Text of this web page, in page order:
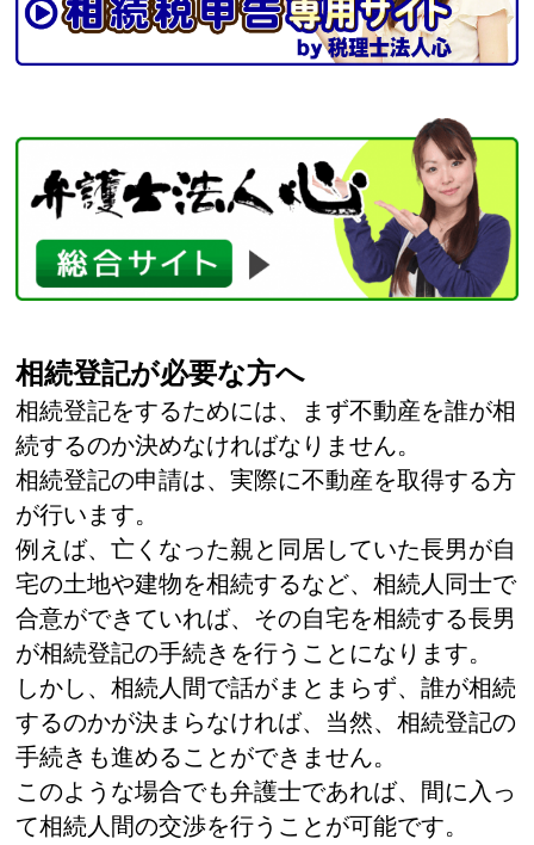
相続登記が必要な方へ
相続登記をするためには、まず不動産を誰が相
続するのか決めなければなりません。
相続登記の申請は、実際に不動産を取得する方
が行います。
例えば、亡くなった親と同居していた長男が自
宅の土地や建物を相続するなど、相続人同士で
合意ができていれば、その自宅を相続する長男
が相続登記の手続きを行うことになります。
しかし、相続人間で話がまとまらず、誰が相続
するのかが決まらなければ、当然、相続登記の
手続きも進めることができません。
このような場合でも弁護士であれば、間に入っ
て相続人間の交渉を行うことが可能です。